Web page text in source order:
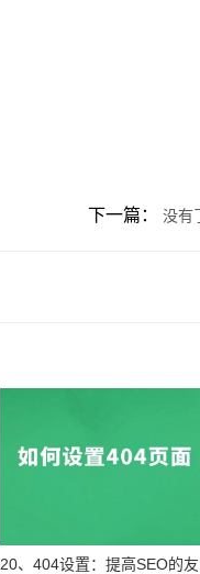
下一篇： 没有
20、404设置：提高SEO的友